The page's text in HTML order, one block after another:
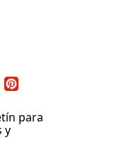
para
y